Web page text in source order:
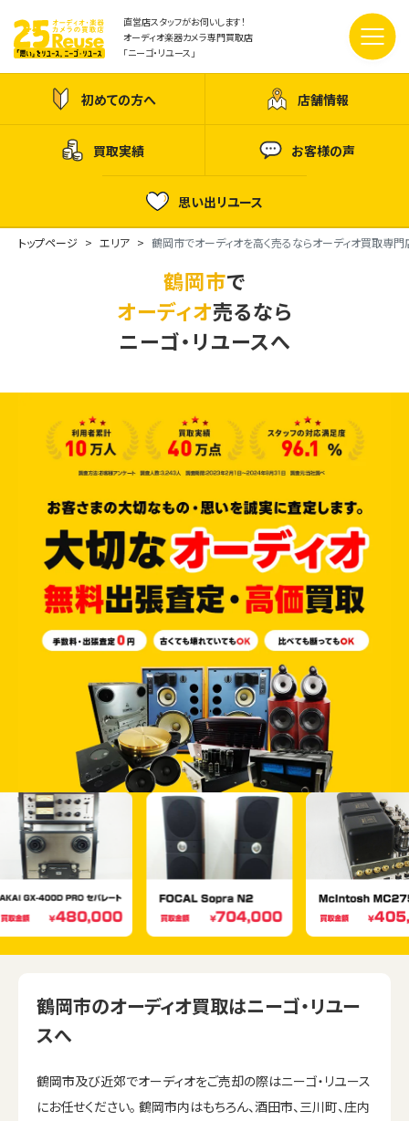
直営店スタッフがお伺いします！
オーディオ楽器カメラ専門買取店
「ニーゴ・リユース」
初めての方へ 店舗情報
買取実績 お客様の声
思い出リユース
トップページ エリア 鶴岡市でオーディオを高く売るならオーディオ買取専門
鶴岡市で
オーディオ売るなら
ニーゴ・リユースへ
鶴岡市のオーディオ買取はニーゴ・リユー
スへ
鶴岡市及び近郊でオーディオをご売却の際はニーゴ・リユース
にお任せください。 鶴岡市内はもちろん、酒田市、三川町、庄内